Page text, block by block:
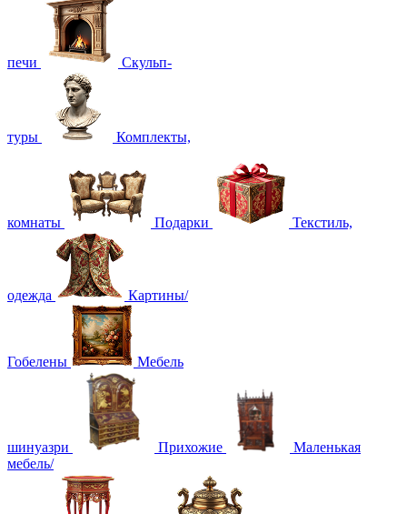
печи Скульп-
туры Комплекты,
комнаты Подарки Текстиль,
одежда Картины/
Гобелены Мебель
шинуазри Прихожие
Маленькая
мебель/